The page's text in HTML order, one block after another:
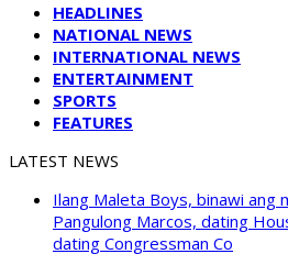
HEADLINES
NATIONAL NEWS
INTERNATIONAL NEWS
ENTERTAINMENT
SPORTS
FEATURES
LATEST NEWS
Ilang Maleta Boys, binawi ang
Pangulong Marcos, dating
dating Congressman Co